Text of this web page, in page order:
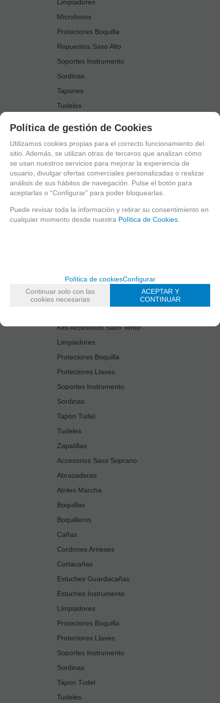
Limpiadores
Microfonos
Protectores Boquilla
Repuestos Saxo Alto
Soportes Instrumento
Sordinas
Tapones
Tudeles
Accesorios Saxo Tenor
Abrazaderas
Anillo Fonico Saxo Tenor
Atriles Marcha
Boquillas
Boquilleros
Cañas
Estuches Guardacañas
Estuches Instrumento
Kits Accesorios Saxo Tenor
Limpiadores
Protectores Boquilla
Protectores Llaves
Soportes Instrumento
Sordinas
Tapón Tudel
Tudeles
Zapatillas
Accesorios Saxo Soprano
Abrazaderas
Atriles Marcha
Boquillas
Boquilleros
Cañas
Cordones Arneses
Cortacañas
Estuches Guardacañas
Estuches Instrumento
Limpiadores
Protectores Boquilla
Protectores Llaves
Soportes Instrumento
Sordinas
Tapon Tudel
Tudeles
Política de gestión de Cookies
Utilizamos cookies propias para el correcto funcionamiento del
sitio. Además, se utilizan otras de terceros que analizan cómo
se usan nuestros servicios para mejorar la experiencia de
usuario, divulgar ofertas comerciales personalizadas o realizar
análisis de sus hábitos de navegación. Pulse el botón para
aceptarlas o “Configurar” para poder bloquearlas.
Puede revisar toda la información y retirar su consentimiento en
cualquier momento desde nuestra Política de Cookies.
Política de cookiesConfigurar
Continuar solo con las
cookies necesarias
ACEPTAR Y
CONTINUAR